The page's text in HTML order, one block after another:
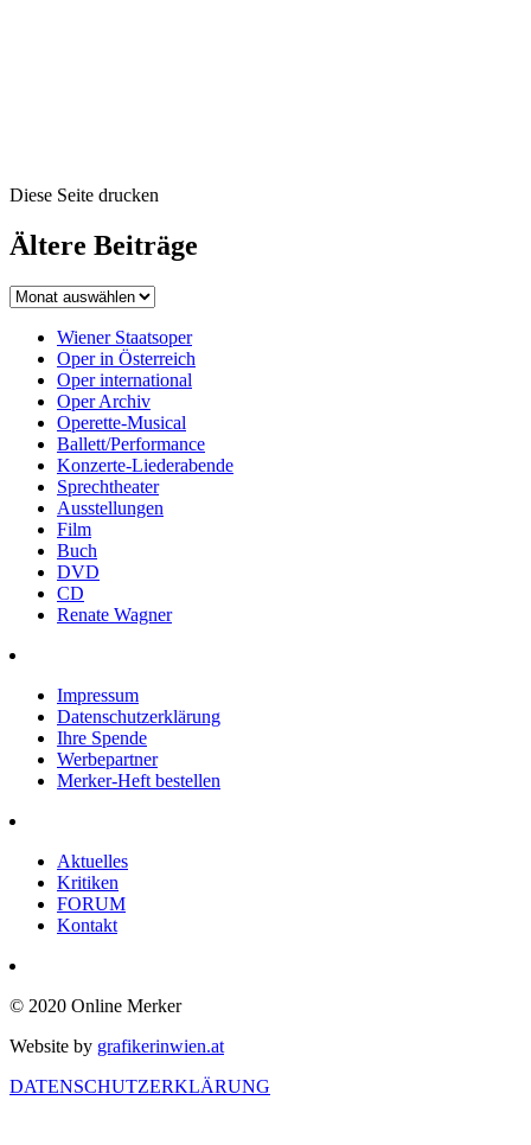
Diese Seite drucken
Ältere Beiträge
Wiener Staatsoper
Oper in Österreich
Oper international
Oper Archiv
Operette-Musical
Ballett/Performance
Konzerte-Liederabende
Sprechtheater
Ausstellungen
Film
Buch
DVD
CD
Renate Wagner
Impressum
Datenschutzerklärung
Ihre Spende
Werbepartner
Merker-Heft bestellen
Aktuelles
Kritiken
FORUM
Kontakt
© 2020 Online Merker
Website by grafikerinwien.at
DATENSCHUTZERKLÄRUNG